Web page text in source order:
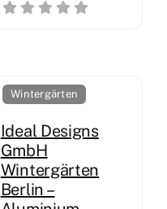
Wintergärten
Ideal Designs
GmbH
Wintergärten
Berlin –